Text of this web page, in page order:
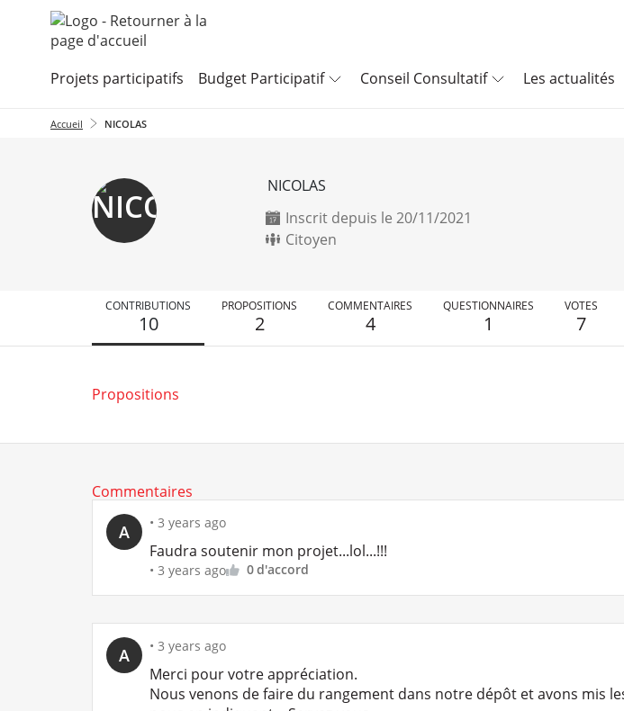
Aller au menu Aller au contenu
Projets participatifs Budget Participatif Conseil Consultatif Les actualités
Accueil NICOLAS
NICOLAS
Inscrit depuis le 20/11/2021
Citoyen
CONTRIBUTIONS
10
PROPOSITIONS
2
COMMENTAIRES
4
QUESTIONNAIRES
1
VOTES
7
Propositions
Commentaires
A • 3 years ago
Faudra soutenir mon projet...lol...!!!
• 3 years ago 0d'accord
A • 3 years ago
Merci pour votre appréciation.
Nous venons de faire du rangement dans notre dépôt et avons mis